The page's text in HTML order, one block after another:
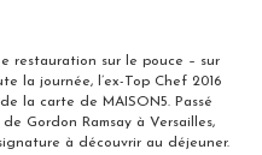
restauration sur le pouce – sur
la journée, l’ex-Top Chef 2016
la carte de MAISON5. Passé
Gordon Ramsay à Versailles,
à découvrir au déjeuner.